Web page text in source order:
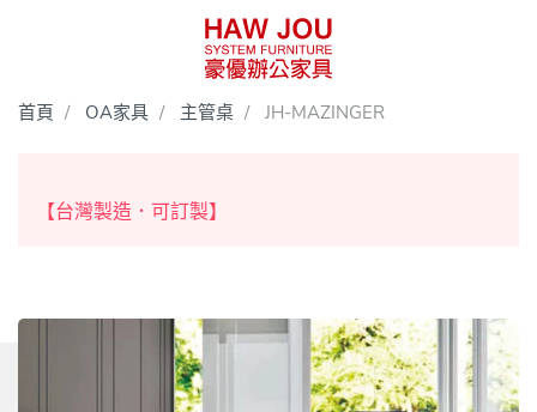
首頁 OA家具 主管桌 JH-MAZINGER
【台灣製造．可訂製】